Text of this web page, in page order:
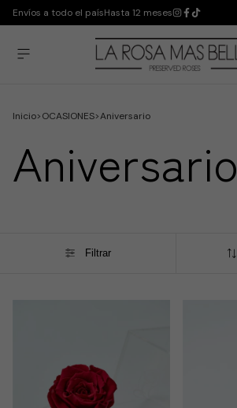
Envíos a todo el paísHasta 12 meses
Inicio>OCASIONES>Aniversario
Aniversario
Filtrar